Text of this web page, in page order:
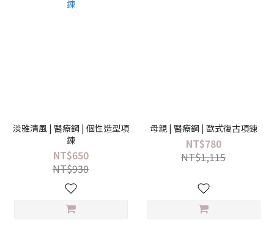
淡雅清風 | 醫療鋼 | 個性造型項
鍊
NT$650
NT$930
母親 | 醫療鋼 | 歐式復古項鍊
NT$780
NT$1,115